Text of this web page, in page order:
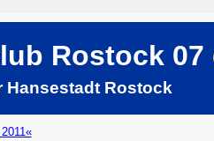
Rostock 07
Hansestadt Rostock